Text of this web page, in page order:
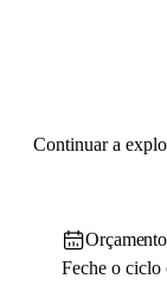
Continuar a
Feche o ciclo